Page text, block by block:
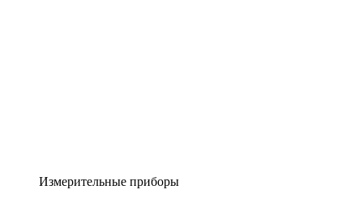
Измерительные приборы